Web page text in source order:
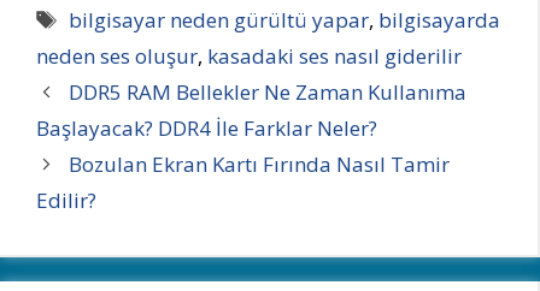
Etiketler
bilgisayar neden gürültü yapar, bilgisayarda
neden ses oluşur, kasadaki ses nasıl giderilir
DDR5 RAM Bellekler Ne Zaman Kullanıma
Başlayacak? DDR4 İle Farklar Neler?
Bozulan Ekran Kartı Fırında Nasıl Tamir
Edilir?